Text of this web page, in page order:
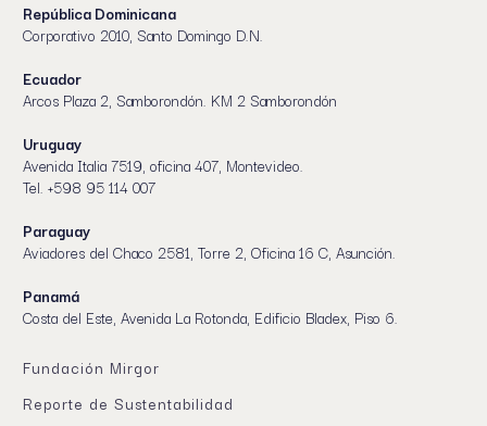
República Dominicana
Corporativo 2010, Santo Domingo D.N.
Ecuador
Arcos Plaza 2, Samborondón. KM 2 Samborondón
Uruguay
Avenida Italia 7519, oficina 407, Montevideo.
Tel. +598 95 114 007
Paraguay
Aviadores del Chaco 2581, Torre 2, Oficina 16 C, Asunción.
Panamá
Costa del Este, Avenida La Rotonda, Edificio Bladex, Piso 6.
Fundación Mirgor
Reporte de Sustentabilidad